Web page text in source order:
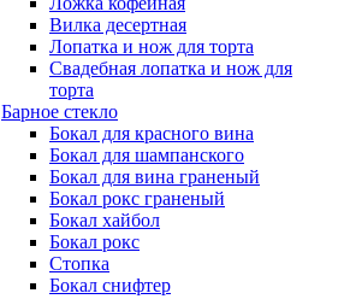
Вилка десертная
Лопатка и нож для торта
Свадебная лопатка и нож для
торта
Барное стекло
Бокал для красного вина
Бокал для шампанского
Бокал для вина граненый
Бокал рокс граненый
Бокал хайбол
Бокал рокс
Стопка
Бокал снифтер